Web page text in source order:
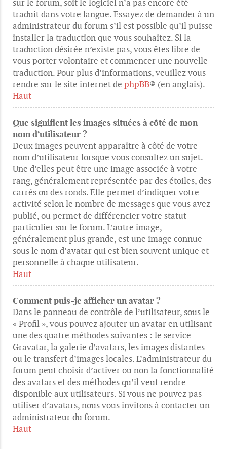
sur le forum, soit le logiciel n’a pas encore été
traduit dans votre langue. Essayez de demander à un
administrateur du forum s’il est possible qu’il puisse
installer la traduction que vous souhaitez. Si la
traduction désirée n’existe pas, vous êtes libre de
vous porter volontaire et commencer une nouvelle
traduction. Pour plus d’informations, veuillez vous
rendre sur le site internet de phpBB® (en anglais).
Haut
Que signifient les images situées à côté de mon
nom d’utilisateur ?
Deux images peuvent apparaître à côté de votre
nom d’utilisateur lorsque vous consultez un sujet.
Une d’elles peut être une image associée à votre
rang, généralement représentée par des étoiles, des
carrés ou des ronds. Elle permet d’indiquer votre
activité selon le nombre de messages que vous avez
publié, ou permet de différencier votre statut
particulier sur le forum. L’autre image,
généralement plus grande, est une image connue
sous le nom d’avatar qui est bien souvent unique et
personnelle à chaque utilisateur.
Haut
Comment puis-je afficher un avatar ?
Dans le panneau de contrôle de l’utilisateur, sous le
« Profil », vous pouvez ajouter un avatar en utilisant
une des quatre méthodes suivantes : le service
Gravatar, la galerie d’avatars, les images distantes
ou le transfert d’images locales. L’administrateur du
forum peut choisir d’activer ou non la fonctionnalité
des avatars et des méthodes qu’il veut rendre
disponible aux utilisateurs. Si vous ne pouvez pas
utiliser d’avatars, nous vous invitons à contacter un
administrateur du forum.
Haut